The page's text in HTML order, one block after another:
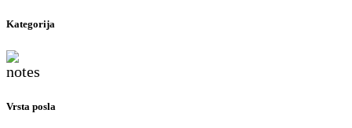
Kategorija
Vrsta posla